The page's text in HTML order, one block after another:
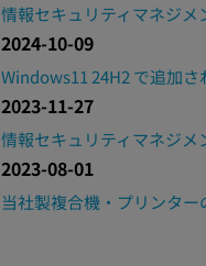
情報セキュリティマネジメ
2024-10-09
Windows11 24H2 で追加
2023-11-27
情報セキュリティマネジメ
2023-08-01
当社製複合機・プリンタ